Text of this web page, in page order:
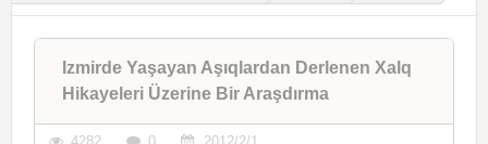
Izmirde Yaşayan Aşıqlardan Derlenen Xalq
Hikayeleri Üzerine Bir Araşdırma